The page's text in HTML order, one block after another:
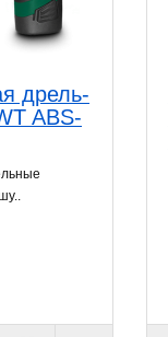
дрель-
ABS-